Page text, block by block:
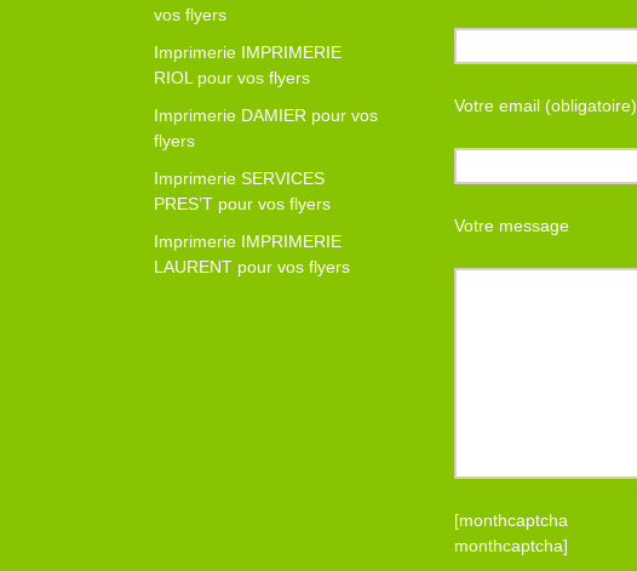
vos flyers
Imprimerie IMPRIMERIE
RIOL pour vos flyers
Imprimerie DAMIER pour vos
flyers
Imprimerie SERVICES
PRES’T pour vos flyers
Imprimerie IMPRIMERIE
LAURENT pour vos flyers
Votre email (obligatoire)
Votre message
[monthcaptcha
monthcaptcha]